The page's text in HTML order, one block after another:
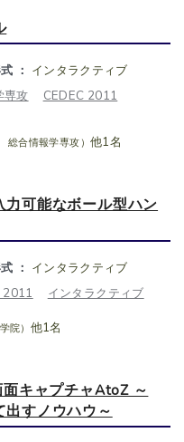
： インタラクティブ
攻
CEDEC 2011
総合情報学専攻） 他1名
可能なボール型ハン
： インタラクティブ
2011
インタラクティブ
院） 他1名
キャプチャAtoZ ～
出すノウハウ～